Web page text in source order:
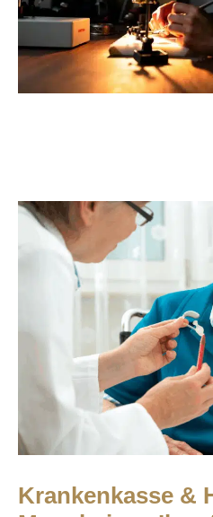
Krankenkasse &